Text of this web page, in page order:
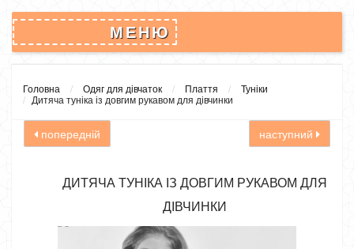
МЕНЮ
Головна Одяг для дівчаток Плаття
Туніки
Дитяча туніка із довгим рукавом для дівчинки
попередній наступний
ДИТЯЧА ТУНІКА ІЗ ДОВГИМ РУКАВОМ ДЛЯ
ДІВЧИНКИ